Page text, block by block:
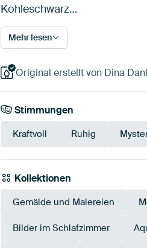
Kohleschwarz…
Mehr lesen
Original erstellt von Dina
Stimmungen
Kraftvoll Ruhig
Kollektionen
Gemälde und Malereien
Bilder im Schlafzimmer